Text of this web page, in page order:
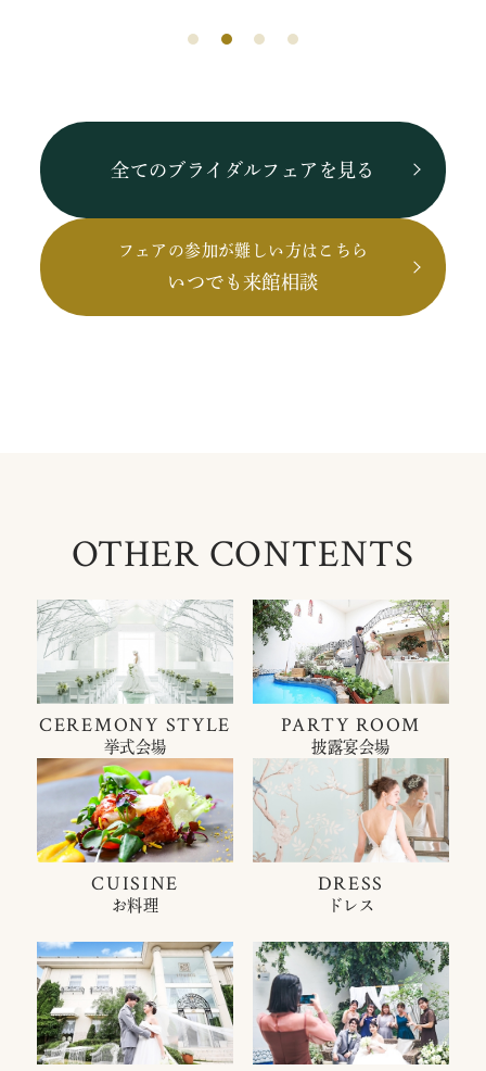
全てのブライダルフェアを見る
フェアの参加が難しい方はこちら
いつでも来館相談
OTHER CONTENTS
CEREMONY STYLE
挙式会場
PARTY ROOM
披露宴会場
CUISINE
お料理
DRESS
ドレス